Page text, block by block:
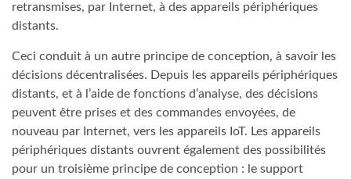
retransmises, par Internet, à des appareils périphériques
distants.
Ceci conduit à un autre principe de conception, à savoir les
décisions décentralisées. Depuis les appareils périphériques
distants, et à l’aide de fonctions d’analyse, des décisions
peuvent être prises et des commandes envoyées, de
nouveau par Internet, vers les appareils IoT. Les appareils
périphériques distants ouvrent également des possibilités
pour un troisième principe de conception : le support